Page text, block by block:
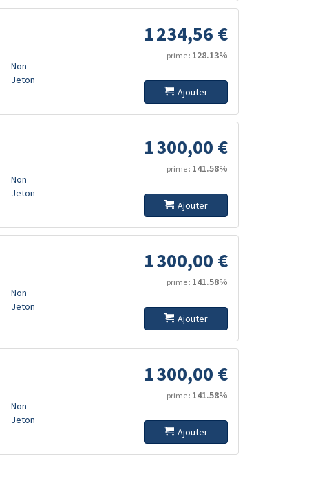
Non
Jeton
1 234,56 €
prime : 128.13%
Ajouter
Non
Jeton
1 300,00 €
prime : 141.58%
Ajouter
Non
Jeton
1 300,00 €
prime : 141.58%
Ajouter
Non
Jeton
1 300,00 €
prime : 141.58%
Ajouter